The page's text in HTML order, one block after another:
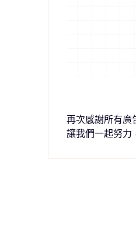
再次感謝所有
讓我們一起努力